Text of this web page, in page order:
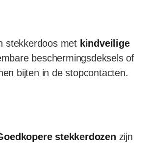
stekkerdoos met kindveilige
beschermingsdeksels of
bijten in de stopcontacten.
stekkerdozen zijn